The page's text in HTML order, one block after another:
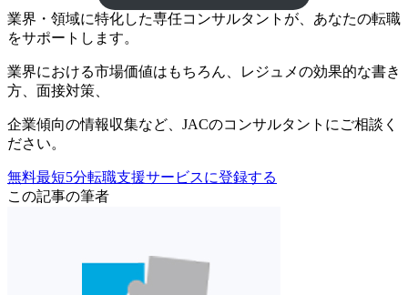
業界・領域に特化した専任コンサルタントが、 あなたの転職
をサポートします。
業界における市場価値はもちろん、
レジュメの効果的な書き
方
面接対策
企業傾向の情報収集など、 JACのコンサルタントにご相談く
ださい。
無料最短5分転職支援サービスに登録する
この記事の筆者